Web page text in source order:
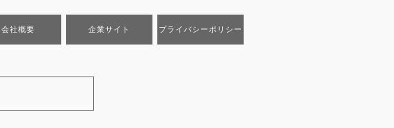
会社概要 企業サイト プライバシーポリシー